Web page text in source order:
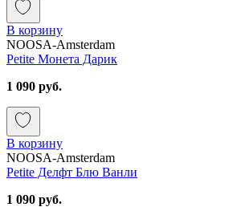
В корзину
NOOSA-Amsterdam
Petite Монета Дарик
1 090 руб.
В корзину
NOOSA-Amsterdam
Petite Делфт Блю Ванли
1 090 руб.